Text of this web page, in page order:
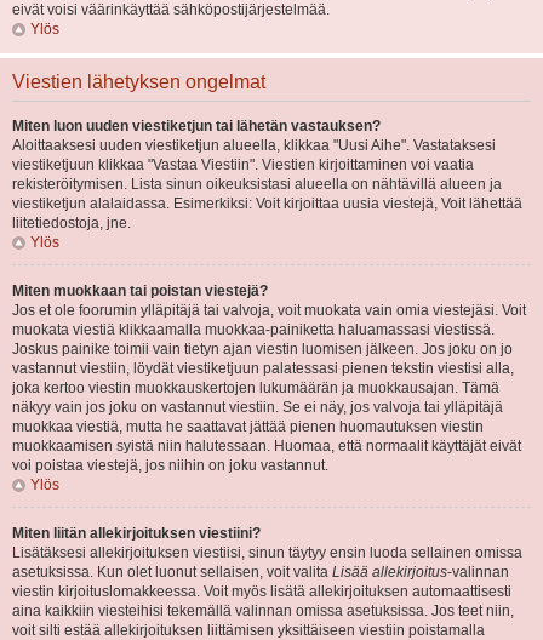
eivät voisi väärinkäyttää sähköpostijärjestelmää.
Ylös
Viestien lähetyksen ongelmat
Miten luon uuden viestiketjun tai lähetän vastauksen?
Aloittaaksesi uuden viestiketjun alueella, klikkaa "Uusi Aihe". Vastataksesi
viestiketjuun klikkaa "Vastaa Viestiin". Viestien kirjoittaminen voi vaatia
rekisteröitymisen. Lista sinun oikeuksistasi alueella on nähtävillä alueen ja
viestiketjun alalaidassa. Esimerkiksi: Voit kirjoittaa uusia viestejä, Voit lähettää
liitetiedostoja, jne.
Ylös
Miten muokkaan tai poistan viestejä?
Jos et ole foorumin ylläpitäjä tai valvoja, voit muokata vain omia viestejäsi. Voit
muokata viestiä klikkaamalla muokkaa-painiketta haluamassasi viestissä.
Joskus painike toimii vain tietyn ajan viestin luomisen jälkeen. Jos joku on jo
vastannut viestiin, löydät viestiketjuun palatessasi pienen tekstin viestisi alla,
joka kertoo viestin muokkauskertojen lukumäärän ja muokkausajan. Tämä
näkyy vain jos joku on vastannut viestiin. Se ei näy, jos valvoja tai ylläpitäjä
muokkaa viestiä, mutta he saattavat jättää pienen huomautuksen viestin
muokkaamisen syistä niin halutessaan. Huomaa, että normaalit käyttäjät eivät
voi poistaa viestejä, jos niihin on joku vastannut.
Ylös
Miten liitän allekirjoituksen viestiini?
Lisätäksesi allekirjoituksen viestiisi, sinun täytyy ensin luoda sellainen omissa
asetuksissa. Kun olet luonut sellaisen, voit valita Lisää allekirjoitus-valinnan
viestin kirjoituslomakkeessa. Voit myös lisätä allekirjoituksen automaattisesti
aina kaikkiin viesteihisi tekemällä valinnan omissa asetuksissa. Jos teet niin,
voit silti estää allekirjoituksen liittämisen yksittäiseen viestiin poistamalla